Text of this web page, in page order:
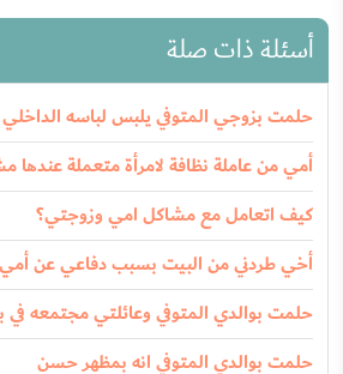
أسئلة ذات صلة
حلمت بزوجي المتوفي يلبس لباسه الداخلي
أمي من عاملة نظافة لامرأة متعملة
كيف اتعامل مع مشاكل امي وزوجتي؟
أخي طردني من البيت بسبب دفاعي عن أمي
حلمت بوالدي المتوفي وعائلتي مجتمعه
حلمت بوالدي المتوفي انه بمظهر حسن